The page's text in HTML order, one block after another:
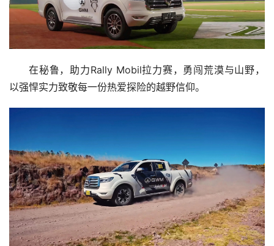
在秘鲁，助力Rally Mobil拉力赛，勇闯荒漠与山野，
以强悍实力致敬每一份热爱探险的越野信仰。